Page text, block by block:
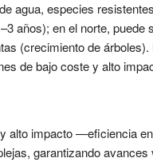
agua, especies
años); en el norte,
(crecimiento de
de bajo coste y alto
alto impacto —eficiencia
garantizando